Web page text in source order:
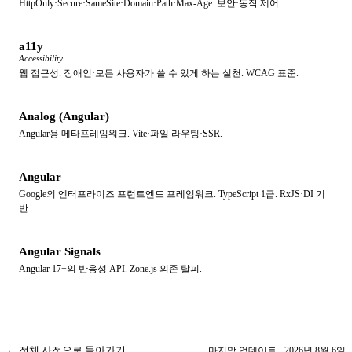
HttpOnly·Secure·SameSite·Domain·Path·Max-Age. 보안·동작 제어.
a11y
Accessibility
웹 접근성. 장애인·모든 사용자가 쓸 수 있게 하는 실천. WCAG 표준.
Analog (Angular)
Angular용 메타프레임워크. Vite·파일 라우팅·SSR.
Angular
Google의 엔터프라이즈 프런트엔드 프레임워크. TypeScript 1급. RxJS·DI 기
반.
Angular Signals
Angular 17+의 반응성 API. Zone.js 의존 탈피.